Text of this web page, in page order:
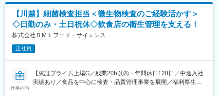
く意見を取り入れる組織風土です。
遺伝子解析・分子生物学実験／タンパク質の精製・評価 など
◎食品・化粧品
食品の研究開発／健康食品・サプリメントの開発／レシピ設計・
試作開発／微生物試験 など
す。
・常駐先企業にて、座学での基礎知識研修や現場の実技研修が行
【川越】細菌検査担当＜微生物検査のご経験活かす＞
◇日勤のみ・土日祝休◇飲食店の衛生管理を支える！
株式会社ＢＭＬフード・サイエンス
正社員
仕事内容
【東証プライム上場G／残業20h以内・年間休日120日／中途入社
実績あり／食品を中心に検査・品質管理事業を展開／福利厚生あ